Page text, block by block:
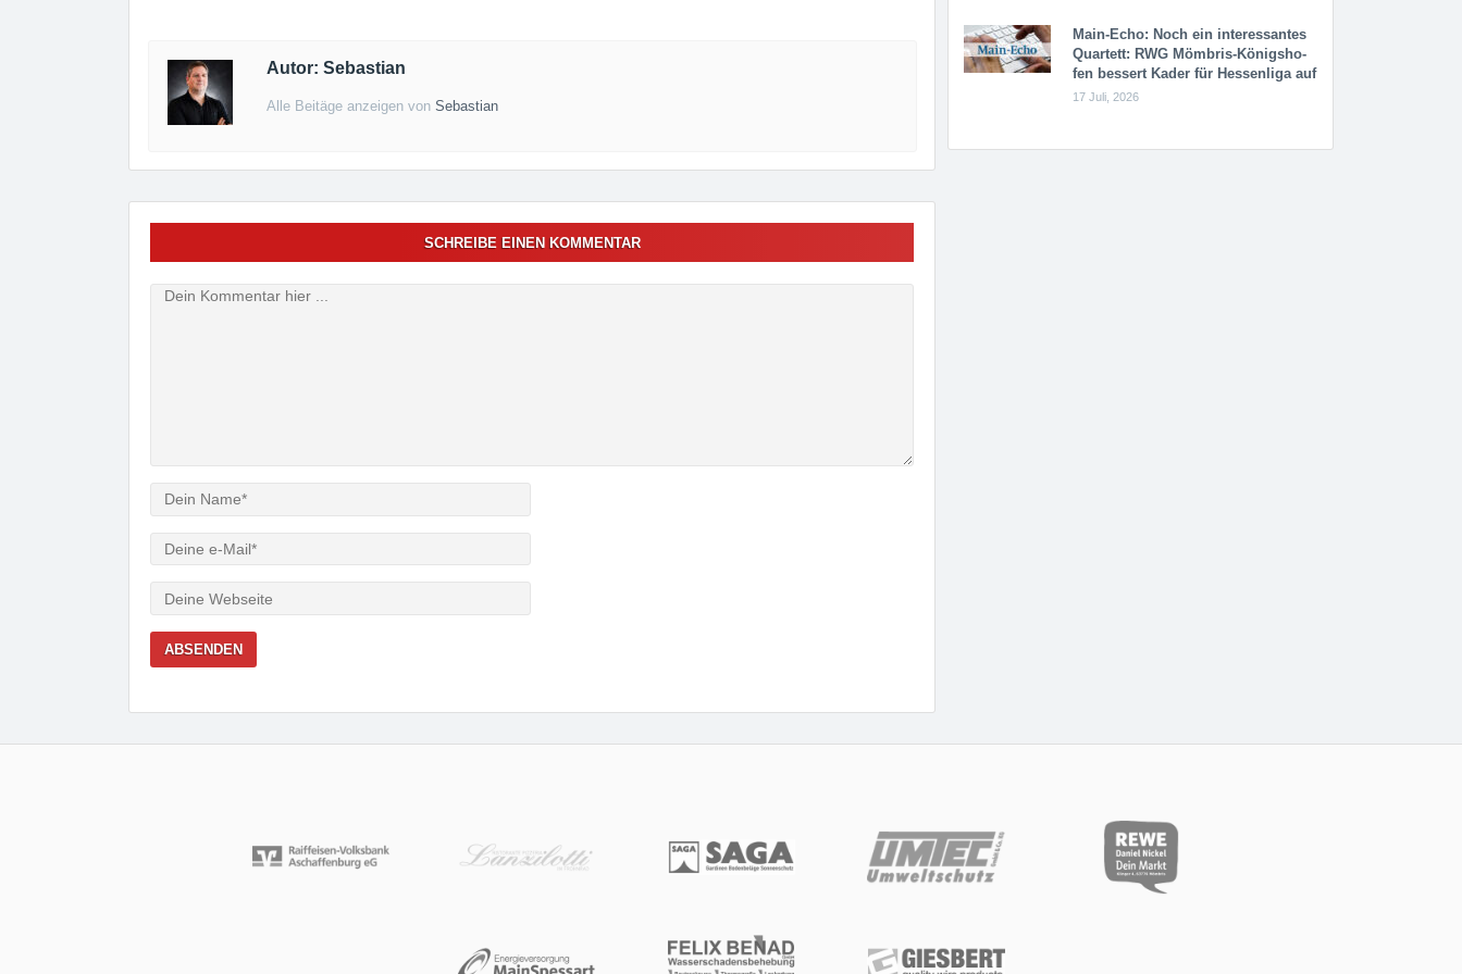
Autor: Sebastian
Alle Beitäge anzeigen vonSebastian
SCHREIBE EINEN KOMMENTAR
Verfasser
Mail
Webseite
Main-Echo: Noch ein in­ter­es­san­tes
Quar­tett: RWG Möm­b­ris-Kö­n­igs­ho­
fen bessert Kader für Hessenliga auf
17 Juli, 2026